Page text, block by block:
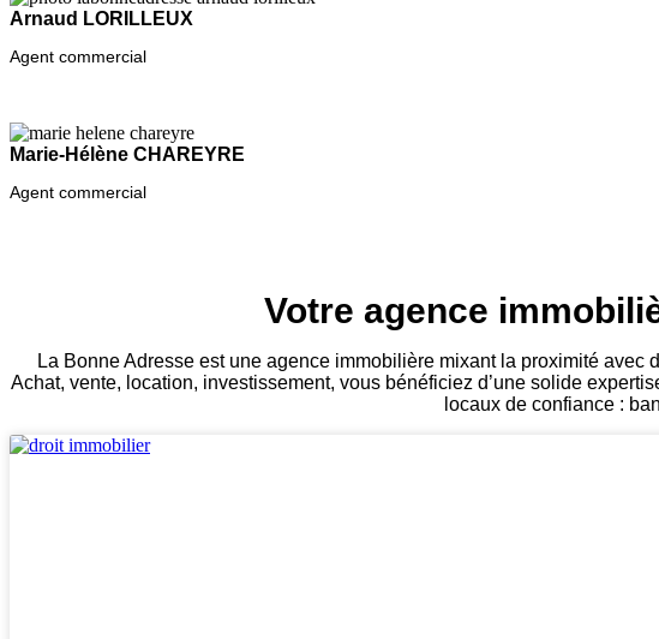
Arnaud LORILLEUX
Agent commercial
Marie-Hélène CHAREYRE
Agent commercial
Votre agence
La Bonne Adresse est une agence immobilière mixant la proximité
Achat, vente, location, investissement, vous bénéficiez d’une solide
locaux de confiance :